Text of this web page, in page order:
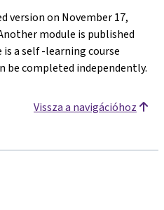
version on November 17,
module is published
is a self -learning course
be completed independently.
Vissza a navigációhoz